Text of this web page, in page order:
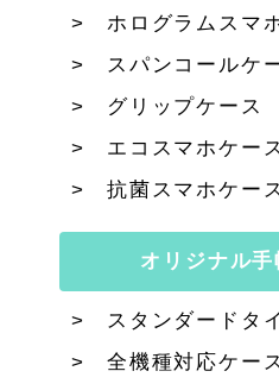
ホログラムスマ
スパンコールケ
グリップケース
エコスマホケー
抗菌スマホケー
オリジナル
スタンダードタ
全機種対応ケー